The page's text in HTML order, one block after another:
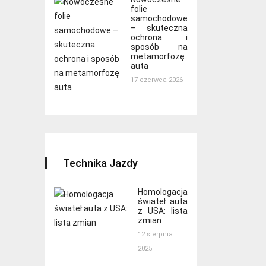
folie
samochodowe
– skuteczna
ochrona i
sposób na
metamorfozę
auta
17 czerwca 2026
Technika Jazdy
Homologacja
świateł auta
z USA: lista
zmian
12 sierpnia
2025